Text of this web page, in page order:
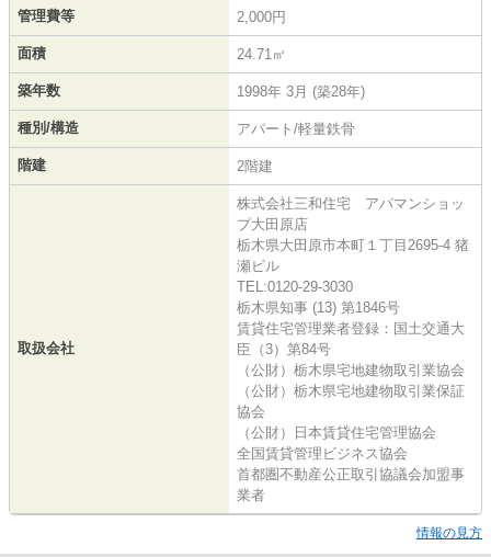
管理費等 2,000円
面積 24.71㎡
築年数 1998年 3月 (築28年)
種別/構造 アパート/軽量鉄骨
階建 2階建
取扱会社
株式会社三和住宅 アパマンショッ
プ大田原店
栃木県大田原市本町１丁目2695-4 猪
瀬ビル
TEL:0120-29-3030
栃木県知事 (13) 第1846号
賃貸住宅管理業者登録：国土交通大
臣（3）第84号
（公財）栃木県宅地建物取引業協会
（公財）栃木県宅地建物取引業保証
協会
（公財）日本賃貸住宅管理協会
全国賃貸管理ビジネス協会
首都圏不動産公正取引協議会加盟事
業者
情報の見方